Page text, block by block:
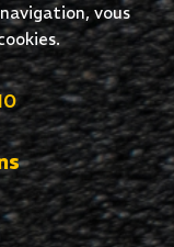
vous